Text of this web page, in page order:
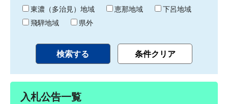
東濃（多治見）地域
恵那地域
下呂地域
飛騨地域
県外
入札公告一覧